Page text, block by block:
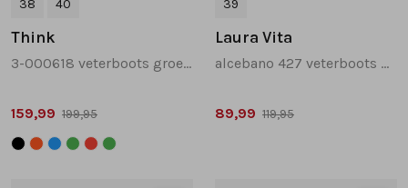
38 40
Think
3-000618 veterboots groen combinatie
159,99 199,95
39
Laura Vita
alcebano 427 veterboots groen combinatie
89,99 119,95